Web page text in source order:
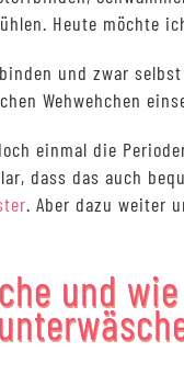
Heute möchte
und zwar
Wehwehchen
einmal die
dass das auch
. Aber dazu weiter
und wie